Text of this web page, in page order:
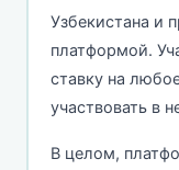
Узбекистана и
платформой.
ставку на
участвовать в
В целом,